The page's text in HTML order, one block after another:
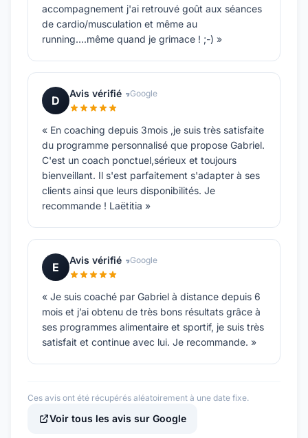
accompagnement j'ai retrouvé goût aux séances
de cardio/musculation et même au
running....même quand je grimace ! ;-) »
D
Avis vérifié Google
« En coaching depuis 3mois ,je suis très satisfaite
du programme personnalisé que propose Gabriel.
C'est un coach ponctuel,sérieux et toujours
bienveillant. Il s'est parfaitement s'adapter à ses
clients ainsi que leurs disponibilités. Je
recommande ! Laëtitia »
E
Avis vérifié Google
« Je suis coaché par Gabriel à distance depuis 6
mois et j’ai obtenu de très bons résultats grâce à
ses programmes alimentaire et sportif, je suis très
satisfait et continue avec lui. Je recommande. »
Ces avis ont été récupérés aléatoirement à une date fixe.
Voir tous les avis sur Google